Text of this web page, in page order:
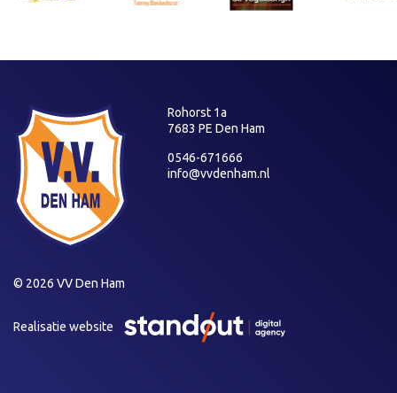
Rohorst 1a
7683 PE Den Ham
0546-671666
info@vvdenham.nl
© 2026 VV Den Ham
Realisatie website